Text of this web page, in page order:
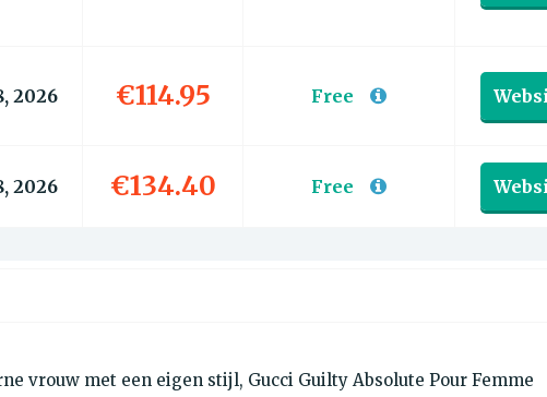
2026 €114.95 Free
2026 €134.40 Free
vrouw met een eigen stijl, Gucci Guilty Absolute Pour Femme